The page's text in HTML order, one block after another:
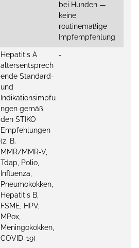
bei Hunden —
keine
routinemäßige
Impfempfehlung
Hepatitis A
altersentsprech
ende Standard-
und
Indikationsimpfu
ngen gemäß
den STIKO
Empfehlungen
(z. B.
MMR/MMR-V,
Tdap, Polio,
Influenza,
Pneumokokken,
Hepatitis B,
FSME, HPV,
MPox,
Meningokokken,
COVID-19)
-